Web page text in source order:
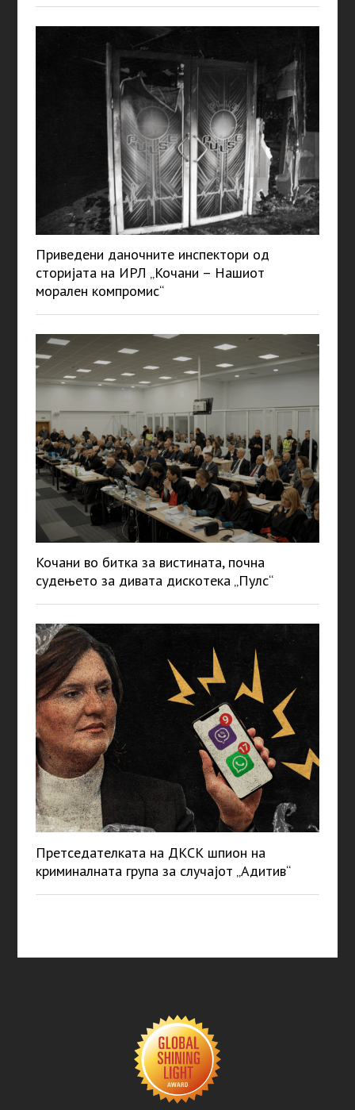
Приведени даночните инспектори од
сторијата на ИРЛ „Кочани – Нашиот
морален компромис“
Кочани во битка за вистината, почна
судењето за дивата дискотека „Пулс“
Претседателката на ДКСК шпион на
криминалната група за случајот „Адитив“